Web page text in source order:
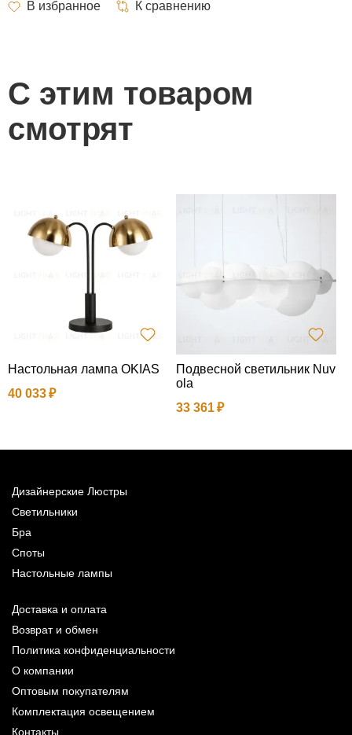
С этим товаром
смотрят
Настольная лампа OKIAS
40 033
Подвесной светильник Nuv
ola
33 361
Дизайнерские Люстры
Светильники
Бра
Споты
Настольные лампы
Доставка и оплата
Возврат и обмен
Политика конфиденциальности
О компании
Оптовым покупателям
Комплектация освещением
Контакты